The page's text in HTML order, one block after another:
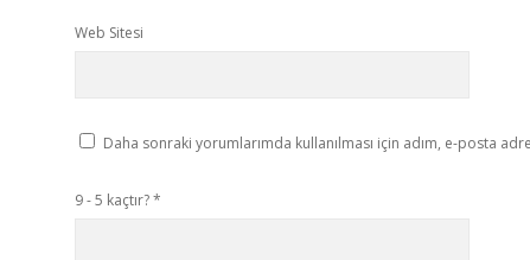
Web Sitesi
Daha sonraki yorumlarımda kullanılması için adım, e-posta
9 - 5 kaçtır?*